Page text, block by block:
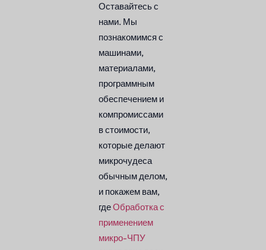
Оставайтесь с
нами. Мы
познакомимся с
машинами,
материалами,
программным
обеспечением и
компромиссами
в стоимости,
которые делают
микрочудеса
обычным делом,
и покажем вам,
гдеОбработка с
применением
микро-ЧПУ